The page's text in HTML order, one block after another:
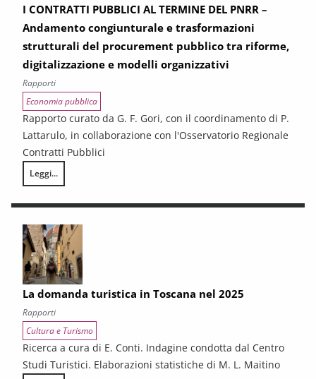
I CONTRATTI PUBBLICI AL TERMINE DEL PNRR –
Andamento congiunturale e trasformazioni
strutturali del procurement pubblico tra riforme,
digitalizzazione e modelli organizzativi
Rapporti
Economia pubblica
Rapporto curato da G. F. Gori, con il coordinamento di P.
Lattarulo, in collaborazione con l'Osservatorio Regionale
Contratti Pubblici
Leggi...
I CONTRATTI PUBBLICI AL TERMINE DEL PNRR – Andamento
La domanda turistica in Toscana nel 2025
Rapporti
Cultura e Turismo
Ricerca a cura di E. Conti. Indagine condotta dal Centro
Studi Turistici. Elaborazioni statistiche di M. L. Maitino